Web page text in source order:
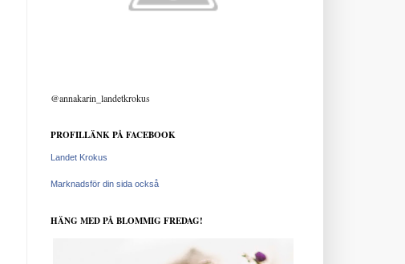
@annakarin_landetkrokus
PROFILLÄNK PÅ FACEBOOK
Landet Krokus
Marknadsför din sida också
HÄNG MED PÅ BLOMMIG FREDAG!